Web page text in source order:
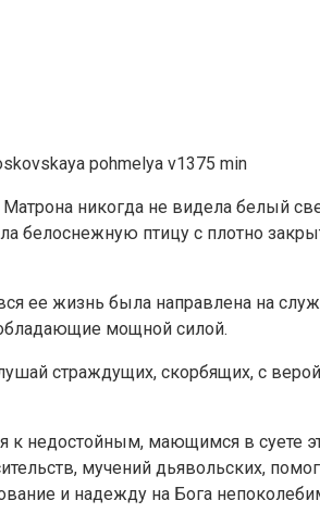
никогда не видела белый
белоснежную птицу с плотно
ее жизнь была направлена на
мощной силой.
страждущих, скорбящих, с
недостойным, мающимся в суете
мучений дьявольских,
и надежду на Бога